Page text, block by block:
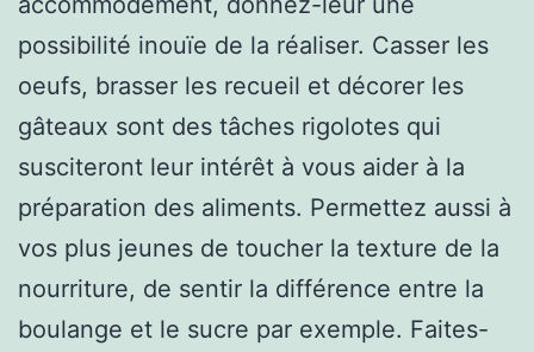
possibilité inouïe de la réaliser. Casser les
oeufs, brasser les recueil et décorer les
gâteaux sont des tâches rigolotes qui
susciteront leur intérêt à vous aider à la
préparation des aliments. Permettez aussi à
vos plus jeunes de toucher la texture de la
nourriture, de sentir la différence entre la
boulange et le sucre par exemple. Faites-